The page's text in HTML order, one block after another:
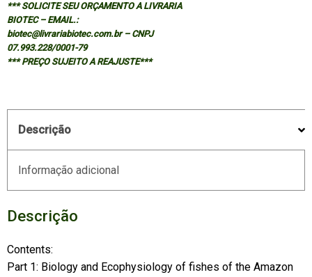
THE
AMAZON
quantidade
*** SOLICITE SEU ORÇAMENTO A LIVRARIA
BIOTEC – EMAIL.:
biotec@livrariabiotec.com.br – CNPJ
07.993.228/0001-79
*** PREÇO SUJEITO A REAJUSTE***
Descrição
Informação adicional
Descrição
Contents:
Part 1: Biology and Ecophysiology of fishes of the Amazon